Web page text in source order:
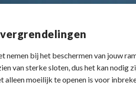
nemen bij het beschermen van jouw
van sterke sloten, dus het kan nodig
moeilijk te openen is voor